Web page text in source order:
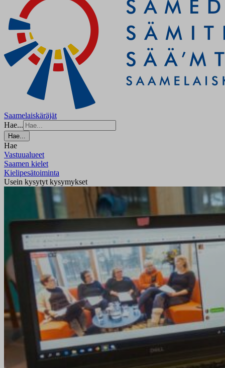
Saamelaiskäräjät
Hae...
Hae...
Hae
Vastuualueet
Saamen kielet
Kielipesätoiminta
Usein kysytyt kysymykset